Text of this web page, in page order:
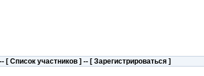
[ Список участников] -- [ Зарегистрироваться]